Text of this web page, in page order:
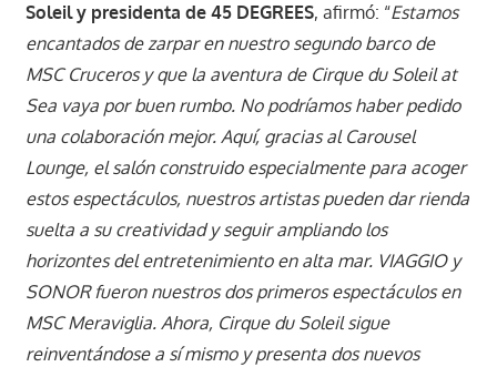
Soleil y presidenta de 45 DEGREES, afirmó: “Estamos
encantados de zarpar en nuestro segundo barco de
MSC Cruceros y que la aventura de Cirque du Soleil at
Sea vaya por buen rumbo. No podríamos haber pedido
una colaboración mejor. Aquí, gracias al Carousel
Lounge, el salón construido especialmente para acoger
estos espectáculos, nuestros artistas pueden dar rienda
suelta a su creatividad y seguir ampliando los
horizontes del entretenimiento en alta mar. VIAGGIO y
SONOR fueron nuestros dos primeros espectáculos en
MSC Meraviglia. Ahora, Cirque du Soleil sigue
reinventándose a sí mismo y presenta dos nuevos